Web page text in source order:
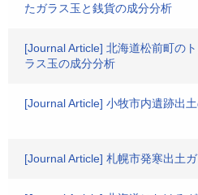
たガラス玉と銭貨の成分分析
[Journal Article] 北海道松前町の
ラス玉の成分分析
[Journal Article] 小牧市内遺跡出
[Journal Article] 札幌市発寒出土